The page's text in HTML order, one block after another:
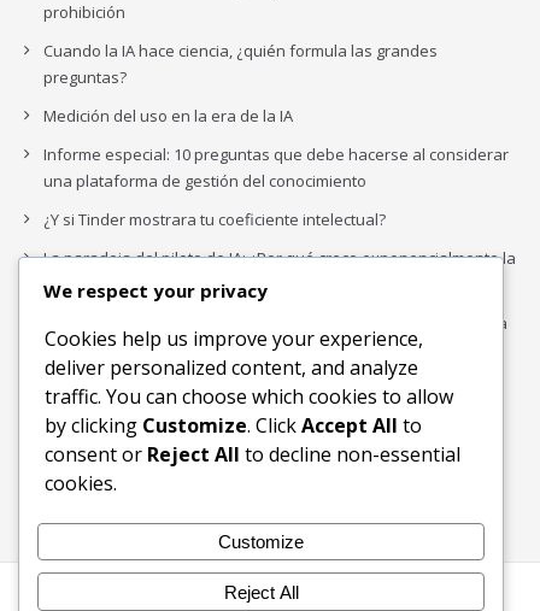
prohibición
Cuando la IA hace ciencia, ¿quién formula las grandes
preguntas?
Medición del uso en la era de la IA
Informe especial: 10 preguntas que debe hacerse al considerar
una plataforma de gestión del conocimiento
¿Y si Tinder mostrara tu coeficiente intelectual?
La paradoja del piloto de IA: ¿Por qué crece exponencialmente la
complejidad de la IA empresarial?
Los organigramas de marketing se crearon para los canales. La
IA acaba de dejarlos obsoletos.
Buscar
Buscar
We respect your privacy
Cookies help us improve your experience,
deliver personalized content, and analyze
traffic. You can choose which cookies to allow
by clicking Customize. ClickAccept All to
consent or Reject All to decline non-essential
cookies.
Customize
Reject All